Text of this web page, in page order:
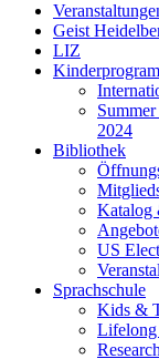
Geist
LIZ
2024
Bibliothek
Katalog
US
Sprachschule
Kids &
Lifelong